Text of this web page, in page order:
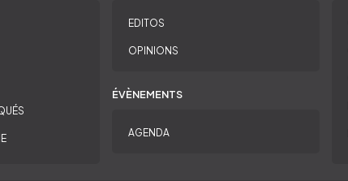
EDITOS
OPINIONS
ÉVÈNEMENTS
AGENDA